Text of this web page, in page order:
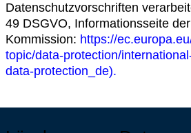
Datenschutzvorschriften
49 DSGVO, Informationsseite
Kommission: https://
topic/data-protection/
data-protection_de).